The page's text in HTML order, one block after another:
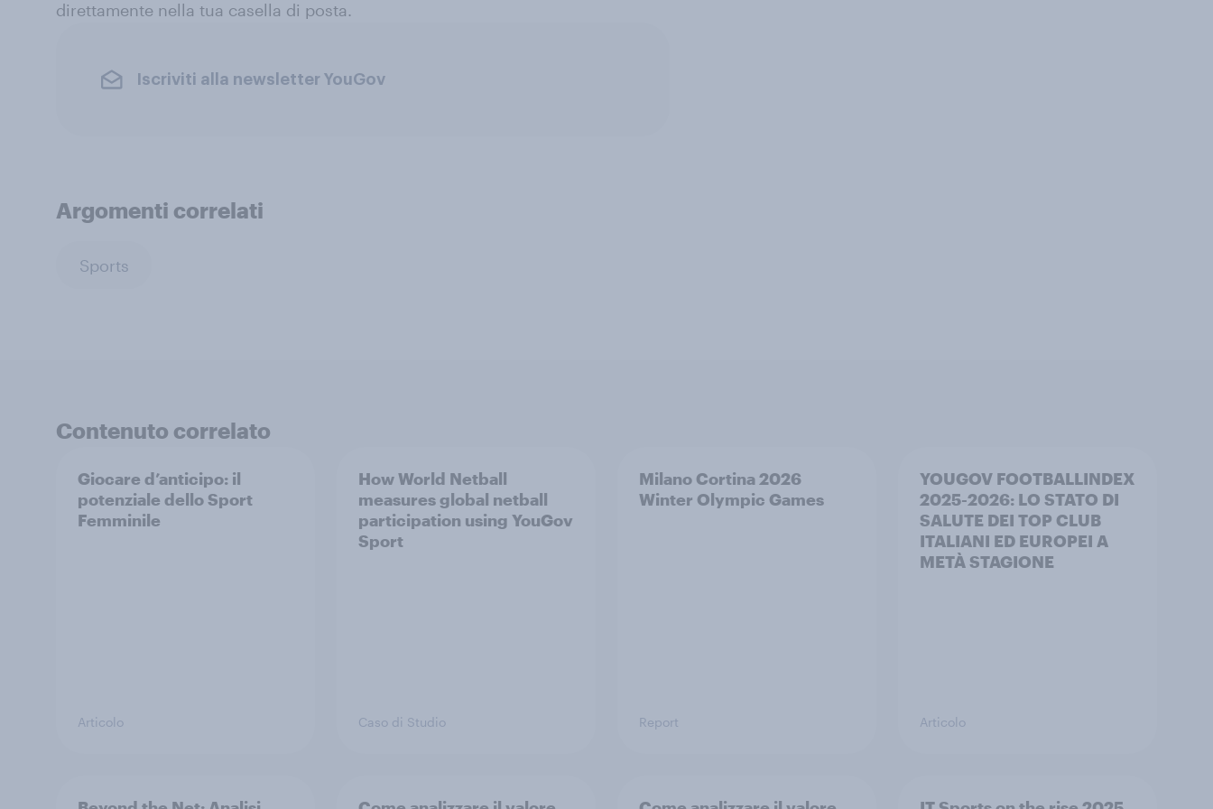
direttamente nella tua casella di posta.
Iscriviti alla newsletter YouGov
Argomenti correlati
Sports
Contenuto correlato
Giocare d’anticipo: il
potenziale dello Sport
Femminile
Articolo
How World Netball
measures global netball
participation using YouGov
Sport
Caso di Studio
Milano Cortina​ 2026
Winter Olympic Games​
Report
YOUGOV FOOTBALLINDEX
2025-2026: LO STATO DI
SALUTE DEI TOP CLUB
ITALIANI ED EUROPEI A
METÀ STAGIONE
Articolo